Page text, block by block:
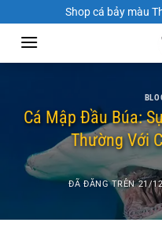
đến
dung
Shop cá bảy màu
Cá Mập Đầu Búa:
Thường Với
ĐÃ ĐĂNG TRÊN21/